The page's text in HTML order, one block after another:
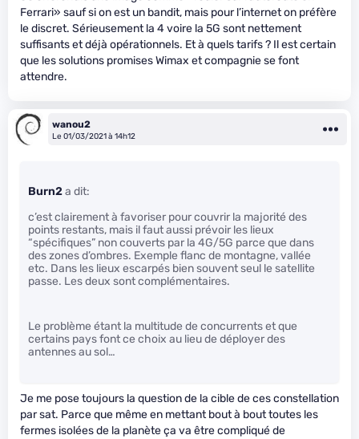
Ferrari» sauf si on est un bandit, mais pour l’internet on préfère
le discret. Sérieusement la 4 voire la 5G sont nettement
suffisants et déjà opérationnels. Et à quels tarifs ? Il est certain
que les solutions promises Wimax et compagnie se font
attendre.
wanou2
Le 01/03/2021 à 14h12
Burn2a dit:
c’est clairement à favoriser pour couvrir la majorité des
points restants, mais il faut aussi prévoir les lieux
“spécifiques” non couverts par la 4G/5G parce que dans
des zones d’ombres. Exemple flanc de montagne, vallée
etc. Dans les lieux escarpés bien souvent seul le satellite
passe. Les deux sont complémentaires.
Le problème étant la multitude de concurrents et que
certains pays font ce choix au lieu de déployer des
antennes au sol…
Je me pose toujours la question de la cible de ces constellation
par sat. Parce que même en mettant bout à bout toutes les
fermes isolées de la planète ça va être compliqué de